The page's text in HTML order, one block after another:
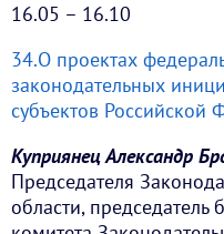
16.05 – 16.10
34.О проектах
законодательных
субъектов Российской
Куприянец Александр
Председателя
области,